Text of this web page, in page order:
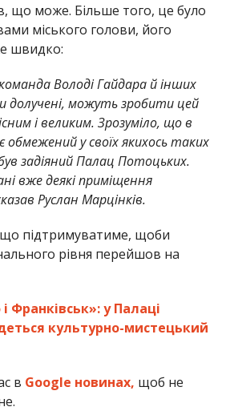
що може. Більше того, це було
міського голови, його
швидко:
Володі Гайдара й інших
долучені, можуть зробити цей
і великим. Зрозуміло, що в
є обмежений у своїх якихось таких
задіяний Палац Потоцьких.
вже деякі приміщення
Руслан Марцінків.
що підтримуватиме, щоби
рівня перейшов на
Франківськ»: у Палаці
культурно-мистецький
в Google новинах, щоб не